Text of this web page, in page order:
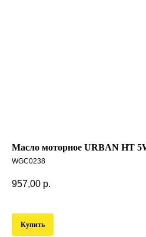
Масло моторное URBAN HT
WGC0238
957,00 р.
Купить